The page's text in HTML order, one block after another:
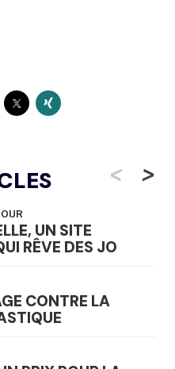
<
UN SITE
RÊVE DES JO
CONTRE LA
>